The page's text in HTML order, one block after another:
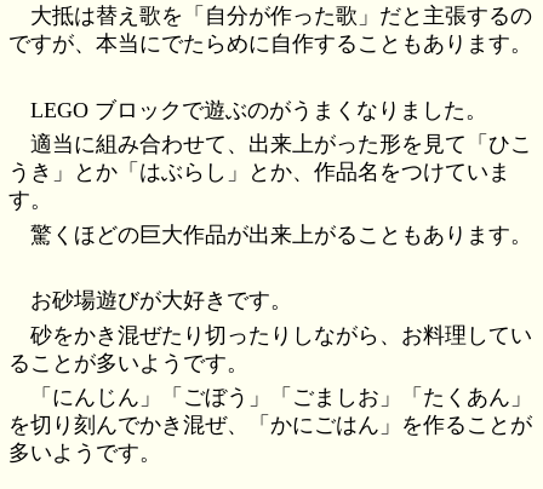
大抵は替え歌を「自分が作った歌」だと主張するの
ですが、本当にでたらめに自作することもあります。
LEGO ブロックで遊ぶのがうまくなりました。
適当に組み合わせて、出来上がった形を見て「ひこ
うき」とか「はぶらし」とか、作品名をつけていま
す。
驚くほどの巨大作品が出来上がることもあります。
お砂場遊びが大好きです。
砂をかき混ぜたり切ったりしながら、お料理してい
ることが多いようです。
「にんじん」「ごぼう」「ごましお」「たくあん」
を切り刻んでかき混ぜ、「かにごはん」を作ることが
多いようです。